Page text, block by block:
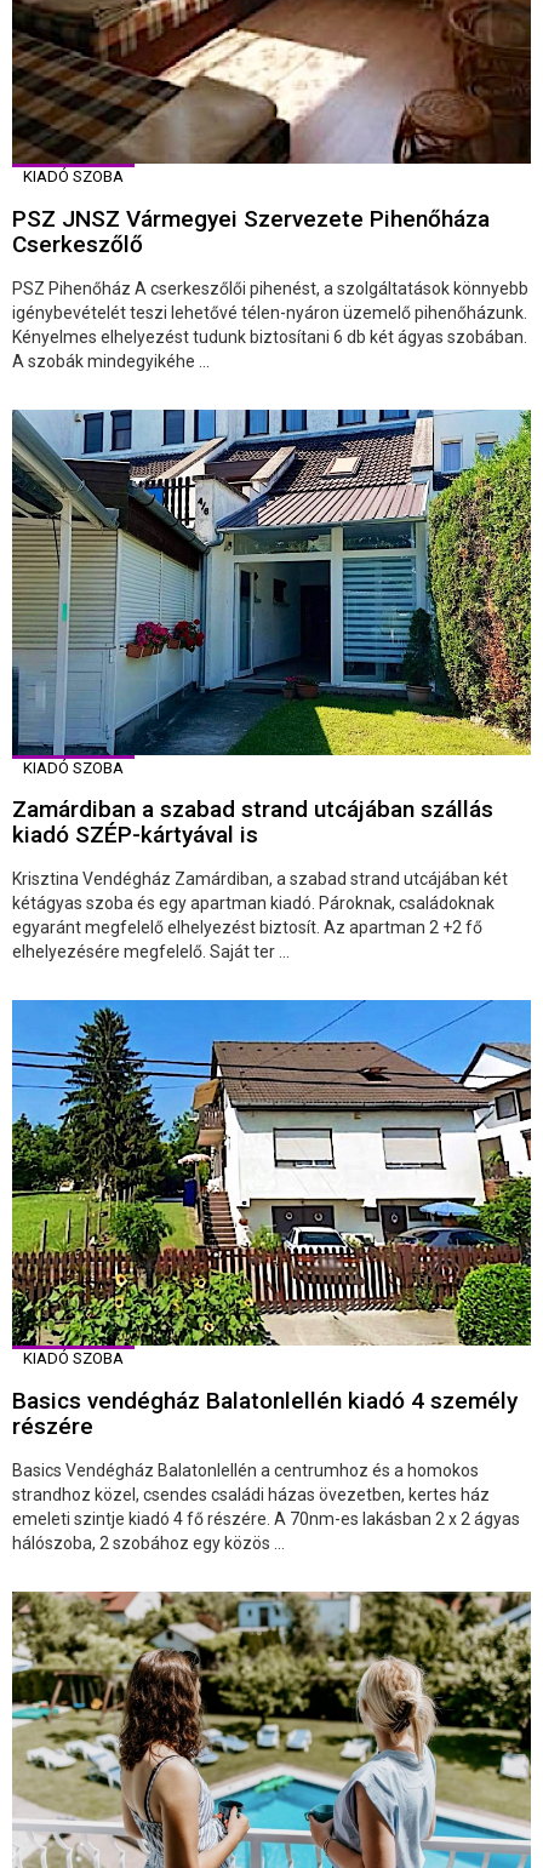
KIADÓ SZOBA
PSZ JNSZ Vármegyei Szervezete Pihenőháza
Cserkeszőlő
PSZ Pihenőház A cserkeszőlői pihenést, a szolgáltatások könnyebb
igénybevételét teszi lehetővé télen-nyáron üzemelő pihenőházunk.
Kényelmes elhelyezést tudunk biztosítani 6 db két ágyas szobában.
A szobák mindegyikéhe ...
KIADÓ SZOBA
Zamárdiban a szabad strand utcájában szállás
kiadó SZÉP-kártyával is
Krisztina Vendégház Zamárdiban, a szabad strand utcájában két
kétágyas szoba és egy apartman kiadó. Pároknak, családoknak
egyaránt megfelelő elhelyezést biztosít. Az apartman 2 +2 fő
elhelyezésére megfelelő. Saját ter ...
KIADÓ SZOBA
Basics vendégház Balatonlellén kiadó 4 személy
részére
Basics Vendégház Balatonlellén a centrumhoz és a homokos
strandhoz közel, csendes családi házas övezetben, kertes ház
emeleti szintje kiadó 4 fő részére. A 70nm-es lakásban 2 x 2 ágyas
hálószoba, 2 szobához egy közös ...